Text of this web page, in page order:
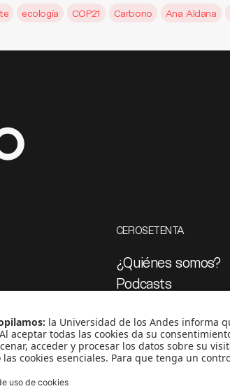
ecología COP21 Carbono Ana Aldana
CEROSETENTA
¿Quiénes somos?
Podcasts
Proyectos 070